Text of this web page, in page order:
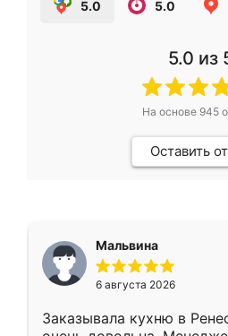
5.0 5.0
5.0 из
На основе 945
Оставить
Мальвина
6 августа 2026
Заказывала кухню в